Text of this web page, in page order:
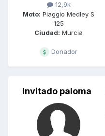
12,9k
Moto: Piaggio Medley S
125
Ciudad: Murcia
Donador
Invitado paloma